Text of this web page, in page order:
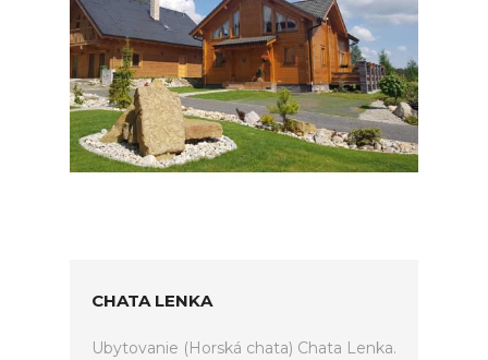
CHATA LENKA
Ubytovanie (Horská chata) Chata Lenka.